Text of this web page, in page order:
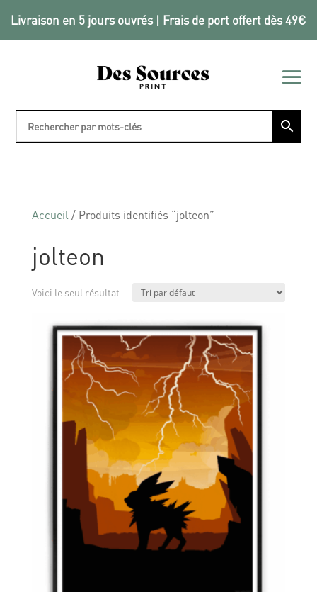
Livraison en 5 jours ouvrés | Frais de port offert dès 49€
Accueil / Produits identifiés “jolteon”
jolteon
Voici le seul résultat